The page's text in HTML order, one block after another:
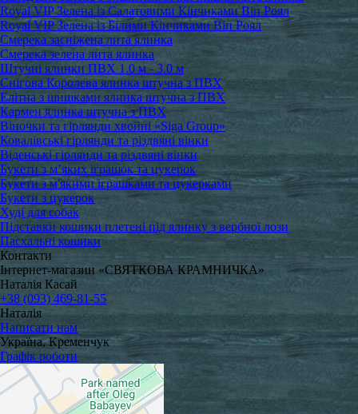
Royal VIP Зелена із Салатовими Кінчиками Віп Роял
Royal VIP Зелена із Білими Кінчиками Віп Роял
Смерека засніжена лита ялинка
Смерека зелена лита ялинка
Штучні ялинки ПВХ 1.0 м - 3.0 м
Снігова Королева ялинка штучна з ПВХ
Елітна з шишками ялинка штучна з ПВХ
Кармен ялинка штучна з ПВХ
Віночки та гірлянди хвойні «Siga Group»
Ковалівські гірлянди та різдвяні вінки
Віденські гірлянди та різдвяні вінки
Букети з м’яких іграшок та цукерок
Букети з м'якими іграшками та цукерками
Букети з цукерок
Худі для собак
Підставки кошики плетені під ялинку з вербної лози
Пасхальні кошики
Контакти
Інтернет-магазин «СВЯТКОВА КРАМНИЧКА»
Наталія Касай
+38 (093) 469-81-55
Наталія
Написати нам
Україна, Кременчук
Графік роботи